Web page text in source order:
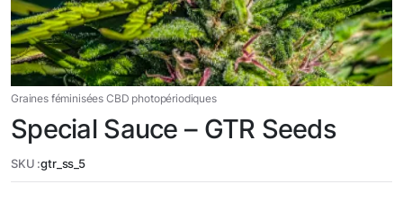
Graines féminisées CBD photopériodiques
Special Sauce – GTR Seeds
SKU :gtr_ss_5